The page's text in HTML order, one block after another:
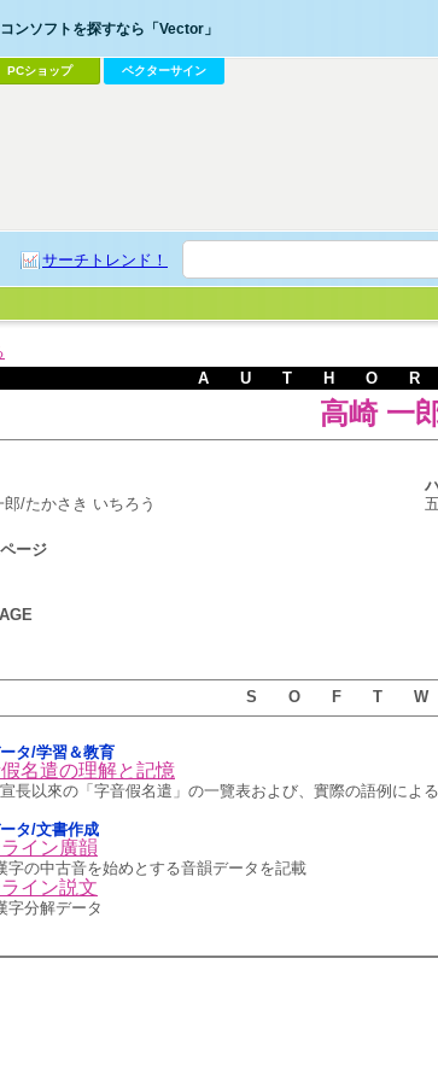
ンソフトを探すなら「Vector」
PCショップ ベクターサイン
サーチトレンド！
A U T H O
高崎 一
郎/たかさき いちろう
ージ
S O F T
タ/学習＆教育
名遣の理解と記憶
長以來の「字音假名遣」の一覽表および、實際の語例によ
タ/文書作成
イン廣韻
字の中古音を始めとする音韻データを記載
イン説文
字分解データ